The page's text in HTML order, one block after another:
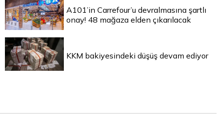
A101’in Carrefour’u devralmasına şartlı
onay! 48 mağaza elden çıkarılacak
KKM bakiyesindeki düşüş devam ediyor